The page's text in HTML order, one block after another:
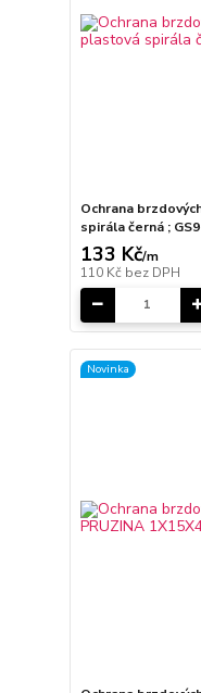
Ochrana
spirála černá ;
133 Kč/m
110 Kč bez DPH
Novinka